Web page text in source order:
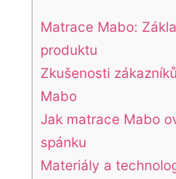
Matrace Mabo:
produktu
Zkušenosti
Mabo
Jak matrace Mabo
spánku
Materiály a